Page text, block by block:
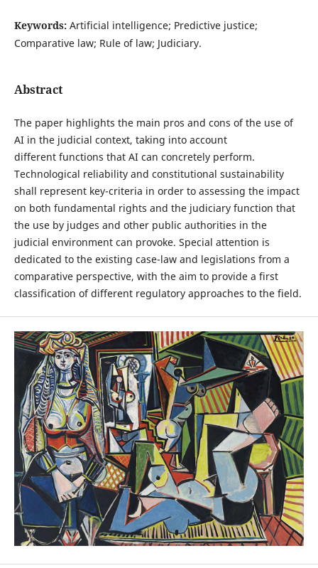
Keywords: Artificial intelligence; Predictive justice;
Comparative law; Rule of law; Judiciary.
Abstract
The paper highlights the main pros and cons of the use of
AI in the judicial context, taking into account
different functions that AI can concretely perform.
Technological reliability and constitutional sustainability
shall represent key-criteria in order to assessing the impact
on both fundamental rights and the judiciary function that
the use by judges and other public authorities in the
judicial environment can provoke. Special attention is
dedicated to the existing case-law and legislations from a
comparative perspective, with the aim to provide a first
classification of different regulatory approaches to the field.